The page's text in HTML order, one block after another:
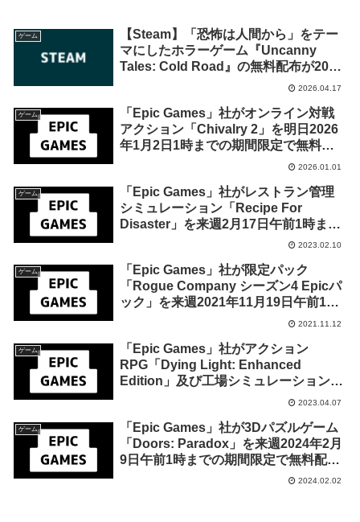
ゲーム
【Steam】「恐怖は人間から」をテー
マにしたホラーゲーム『Uncanny
Tales: Cold Road』の無料配布が2026
年4月21日午前2時までの期間限定で開
2026.04.17
ゲーム
「Epic Games」社がオンライン対戦
アクション「Chivalry 2」を明日2026
年1月2日1時までの期間限定で無料配
2026.01.01
ゲーム
「Epic Games」社がレストラン管理
シミュレーション「Recipe For
Disaster」を来週2月17日午前1時まで
の期間限定で無料配布を開始！2023.02.10
ゲーム
「Epic Games」社が限定パック
「Rogue Company シーズン4 Epicパ
ック」を来週2021年11月19日午前1時
までの1週間限定で無料配布を開始！
2021.11.12
ゲーム
「Epic Games」社がアクション
RPG「Dying Light: Enhanced
Edition」及び工場シミュレーション
「shapez」を来週2023年4月13日終日
2023.04.07
ゲーム
「Epic Games」社が3Dパズルゲーム
「Doors: Paradox」を来週2024年2月
9日午前1時までの期間限定で無料配布
2024.02.02